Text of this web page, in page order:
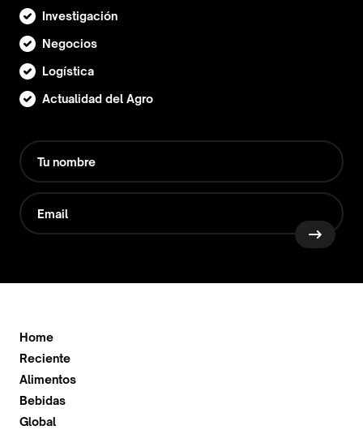
Investigación
Negocios
Logística
Actualidad del Agro
Home
Reciente
Alimentos
Bebidas
Global